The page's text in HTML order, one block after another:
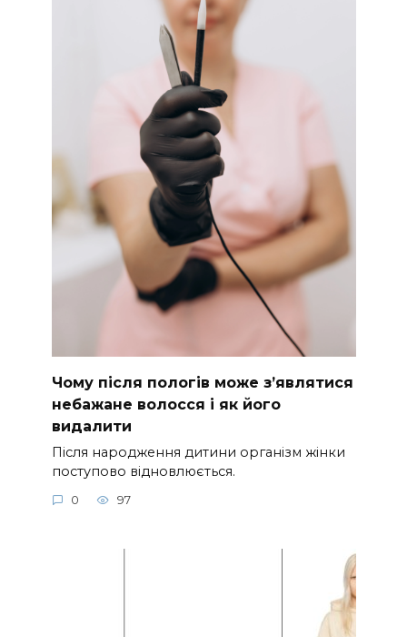
Чому після пологів може з’являтися
небажане волосся і як його
видалити
Після народження дитини організм жінки
поступово відновлюється.
0 97